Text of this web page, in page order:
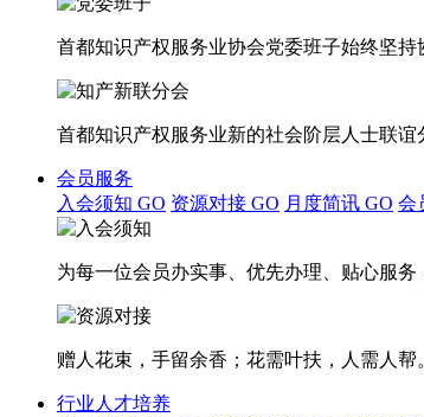
首都知识产权服务业协会党委班子始终坚持
首都知识产权服务业新的社会阶层人士联
会员服务
入会须知 GO 资源对接 GO 月度简讯 GO 会
为每一位会员办实事、优先办理、贴心服
赠人花束，手留余香；花需叶扶，人需人
行业人才培养